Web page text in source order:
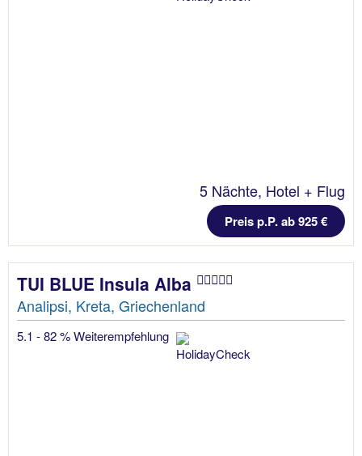
5 Nächte, Hotel + Flug
Preis p.P. ab 925 €
TUI BLUE Insula Alba
Analipsi, Kreta, Griechenland
5.1 - 82 % Weiterempfehlung